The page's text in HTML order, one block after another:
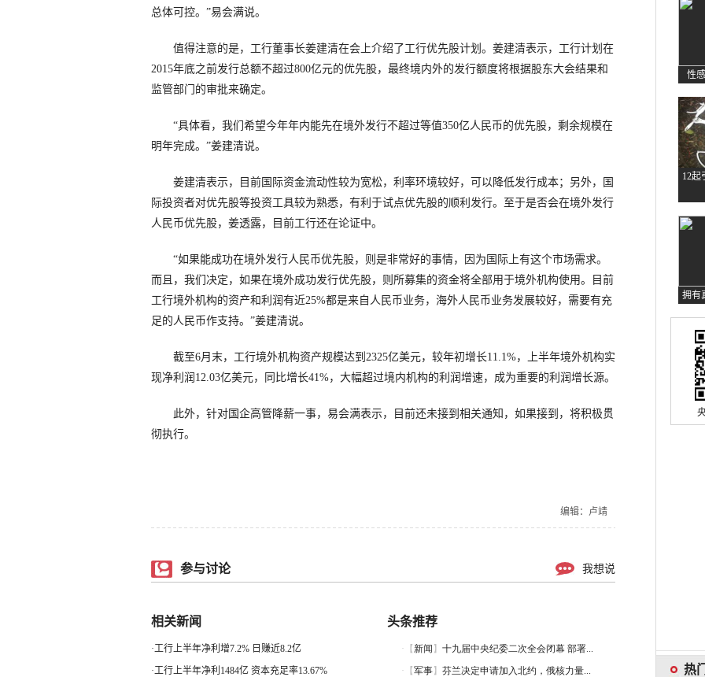
总体可控。”易会满说。
值得注意的是，工行董事长姜建清在会上介绍了工行优先股计划。姜建清表示，工行计划在
2015年底之前发行总额不超过800亿元的优先股，最终境内外的发行额度将根据股东大会结果和
监管部门的审批来确定。
“具体看，我们希望今年年内能先在境外发行不超过等值350亿人民币的优先股，剩余规模在
明年完成。”姜建清说。
姜建清表示，目前国际资金流动性较为宽松，利率环境较好，可以降低发行成本；另外，国
际投资者对优先股等投资工具较为熟悉，有利于试点优先股的顺利发行。至于是否会在境外发行
人民币优先股，姜透露，目前工行还在论证中。
“如果能成功在境外发行人民币优先股，则是非常好的事情，因为国际上有这个市场需求。
而且，我们决定，如果在境外成功发行优先股，则所募集的资金将全部用于境外机构使用。目前
工行境外机构的资产和利润有近25%都是来自人民币业务，海外人民币业务发展较好，需要有充
足的人民币作支持。”姜建清说。
截至6月末，工行境外机构资产规模达到2325亿美元，较年初增长11.1%，上半年境外机构实
现净利润12.03亿美元，同比增长41%，大幅超过境内机构的利润增速，成为重要的利润增长源。
此外，针对国企高管降薪一事，易会满表示，目前还未接到相关通知，如果接到，将积极贯
彻执行。
编辑：卢靖
参与讨论 我想说
相关新闻
·工行上半年净利增7.2% 日赚近8.2亿
·工行上半年净利1484亿 资本充足率13.67%
头条推荐
性
12起
拥有